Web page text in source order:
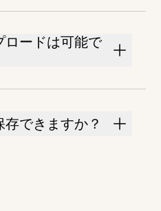
ロードは可能で
できますか？